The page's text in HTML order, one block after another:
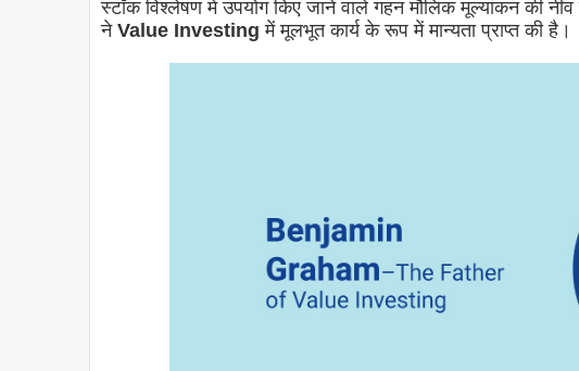
स्टॉक विश्लेषण में उपयोग किए जाने वाले गहन मौलिक मूल्यांकन की
ने Value Investing में मूलभूत कार्य के रूप में मान्यता प्राप्त की है।